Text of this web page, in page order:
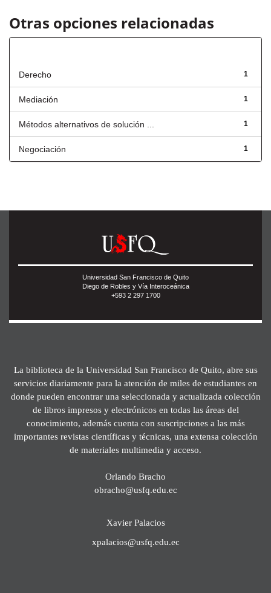
Otras opciones relacionadas
1
Derecho
1
Mediación
1
Métodos alternativos de solución ...
1
Negociación
Universidad San Francisco de Quito
Diego de Robles y Vía Interoceánica
+593 2 297 1700
La biblioteca de la Universidad San Francisco de Quito, abre sus
servicios diariamente para la atención de miles de estudiantes en
donde pueden encontrar una seleccionada y actualizada colección
de libros impresos y electrónicos en todas las áreas del
conocimiento, además cuenta con suscripciones a las más
importantes revistas científicas y técnicas, una extensa colección
de materiales multimedia y acceso.
Orlando Bracho
obracho@usfq.edu.ec
Xavier Palacios
xpalacios@usfq.edu.ec